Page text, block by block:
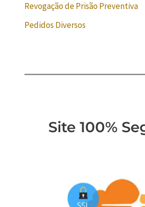
Revogação de Prisão Preventiva
Pedidos Diversos
Site 100%